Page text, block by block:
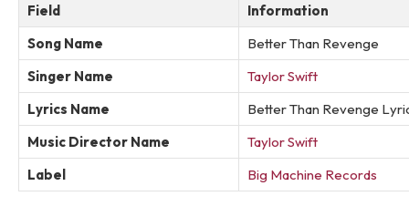
Field
Information
Song Name
Better Than Revenge
Singer Name
Taylor Swift
Lyrics Name
Better Than Revenge
Music Director Name
Taylor Swift
Label
Big Machine Records